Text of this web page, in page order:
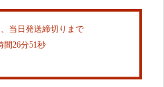
当日発送締切りまで
間26分51秒